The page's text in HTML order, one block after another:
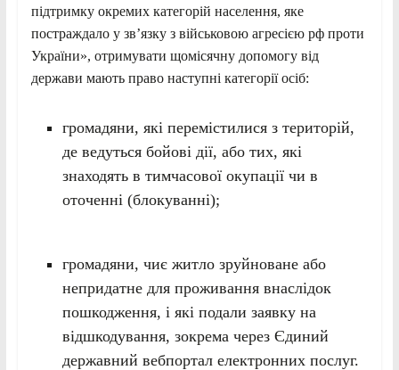
підтримку окремих категорій населення, яке
постраждало у зв’язку з військовою агресією рф проти
України», отримувати щомісячну допомогу від
держави мають право наступні категорії осіб:
громадяни, які перемістилися з територій,
де ведуться бойові дії, або тих, які
знаходять в тимчасової окупації чи в
оточенні (блокуванні);
громадяни, чиє житло зруйноване або
непридатне для проживання внаслідок
пошкодження, і які подали заявку на
відшкодування, зокрема через Єдиний
державний вебпортал електронних послуг.